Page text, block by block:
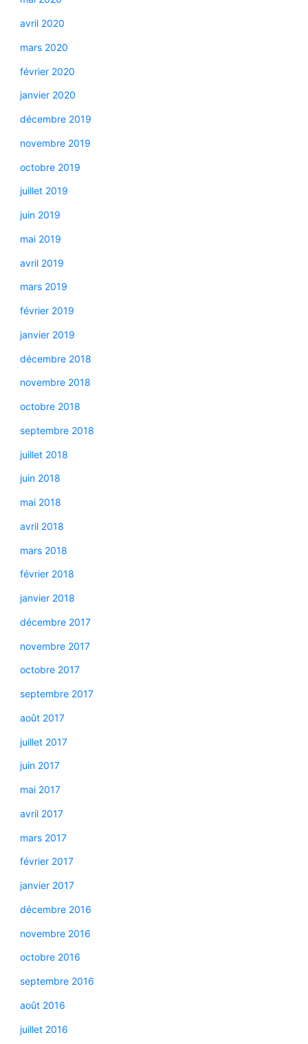
avril 2020
mars 2020
février 2020
janvier 2020
décembre 2019
novembre 2019
octobre 2019
juillet 2019
juin 2019
mai 2019
avril 2019
mars 2019
février 2019
janvier 2019
décembre 2018
novembre 2018
octobre 2018
septembre 2018
juillet 2018
juin 2018
mai 2018
avril 2018
mars 2018
février 2018
janvier 2018
décembre 2017
novembre 2017
octobre 2017
septembre 2017
août 2017
juillet 2017
juin 2017
mai 2017
avril 2017
mars 2017
février 2017
janvier 2017
décembre 2016
novembre 2016
octobre 2016
septembre 2016
août 2016
juillet 2016